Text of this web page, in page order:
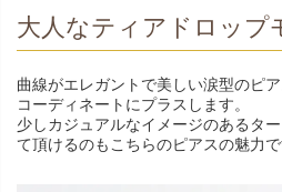
大人なティアドロップ
曲線がエレガントで美しい涙型のピ
コーディネートにプラスします。
少しカジュアルなイメージのあるタ
て頂けるのもこちらのピアスの魅力で